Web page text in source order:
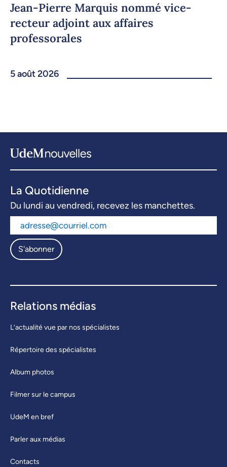
Jean-Pierre Marquis nommé vice-
recteur adjoint aux affaires
professorales
5 août 2026
La Quotidienne
Du lundi au vendredi, recevez les manchettes.
S'abonner
Relations médias
L’actualité vue par nos spécialistes
Répertoire des spécialistes
Album photos
Filmer sur le campus
UdeM en bref
Parler aux médias
Contacts